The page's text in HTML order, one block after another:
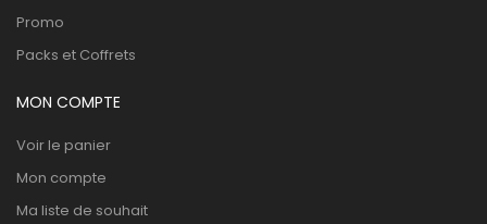
Promo
Packs et Coffrets
MON COMPTE
Voir le panier
Mon compte
Ma liste de souhait